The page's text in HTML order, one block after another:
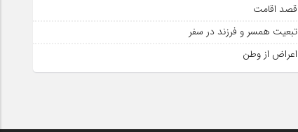
قصد اقامت
تبعیت همسر و فرزند در سفر
اعراض از وطن